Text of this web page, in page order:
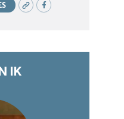
IK